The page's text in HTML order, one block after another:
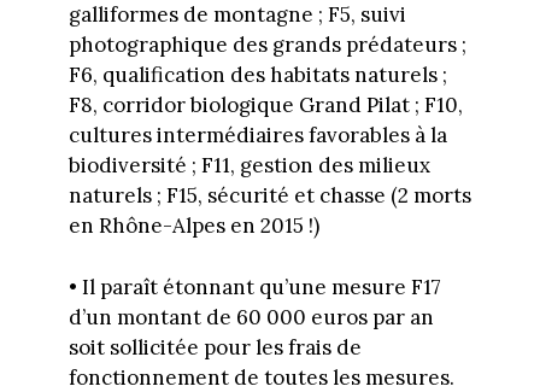
galliformes de montagne ; F5, suivi
photographique des grands prédateurs ;
F6, qualification des habitats naturels ;
F8, corridor biologique Grand Pilat ; F10,
cultures intermédiaires favorables à la
biodiversité ; F11, gestion des milieux
naturels ; F15, sécurité et chasse (2 morts
en Rhône-Alpes en 2015 !)
• Il paraît étonnant qu’une mesure F17
d’un montant de 60 000 euros par an
soit sollicitée pour les frais de
fonctionnement de toutes les mesures.